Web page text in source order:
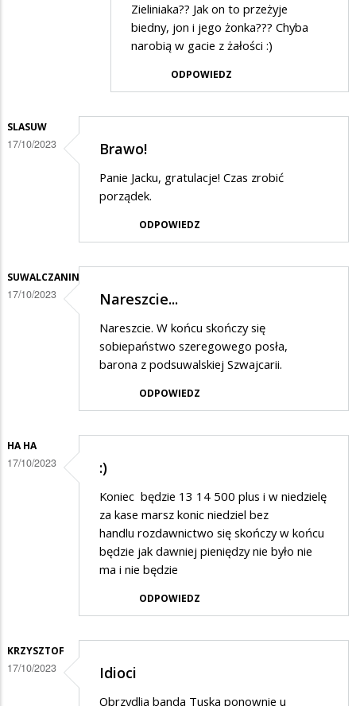
nożyczki
Zieliniaka?? Jak on to przeżyje
biedny, jon i jego żonka??? Chyba
narobią w gacie z żałości :)
ODPOWIEDZ
SLASUW
17/10/2023 Brawo!
Panie Jacku, gratulacje! Czas zrobić
porządek.
ODPOWIEDZ
SUWALCZANIN
17/10/2023 Nareszcie...
Nareszcie. W końcu skończy się
sobiepaństwo szeregowego posła,
barona z podsuwalskiej Szwajcarii.
ODPOWIEDZ
HA HA
17/10/2023 :)
Koniec będzie 13 14 500 plus i w niedzielę
za kase marsz konic niedziel bez
handlu rozdawnictwo się skończy w końcu
będzie jak dawniej pieniędzy nie było nie
ma i nie będzie
ODPOWIEDZ
KRZYSZTOF
17/10/2023 Idioci
Obrzydlia banda Tuska ponownie u